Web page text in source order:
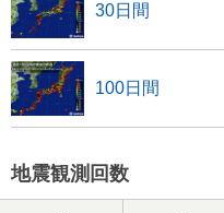
30日間
100日間
地震観測回数